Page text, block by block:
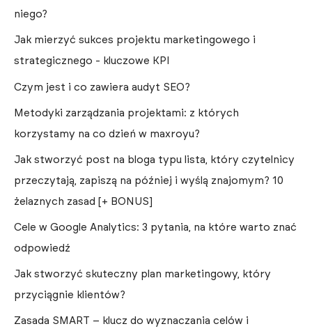
niego?
Jak mierzyć sukces projektu marketingowego i
strategicznego - kluczowe KPI
Czym jest i co zawiera audyt SEO?
Metodyki zarządzania projektami: z których
korzystamy na co dzień w maxroyu?
Jak stworzyć post na bloga typu lista, który czytelnicy
przeczytają, zapiszą na później i wyślą znajomym? 10
żelaznych zasad [+ BONUS]
Cele w Google Analytics: 3 pytania, na które warto znać
odpowiedź
Jak stworzyć skuteczny plan marketingowy, który
przyciągnie klientów?
Zasada SMART – klucz do wyznaczania celów i